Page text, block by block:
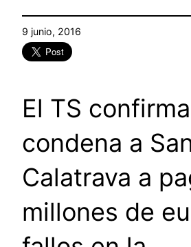
9 junio, 2016
El TS
condena a
Calatrava a
millones de